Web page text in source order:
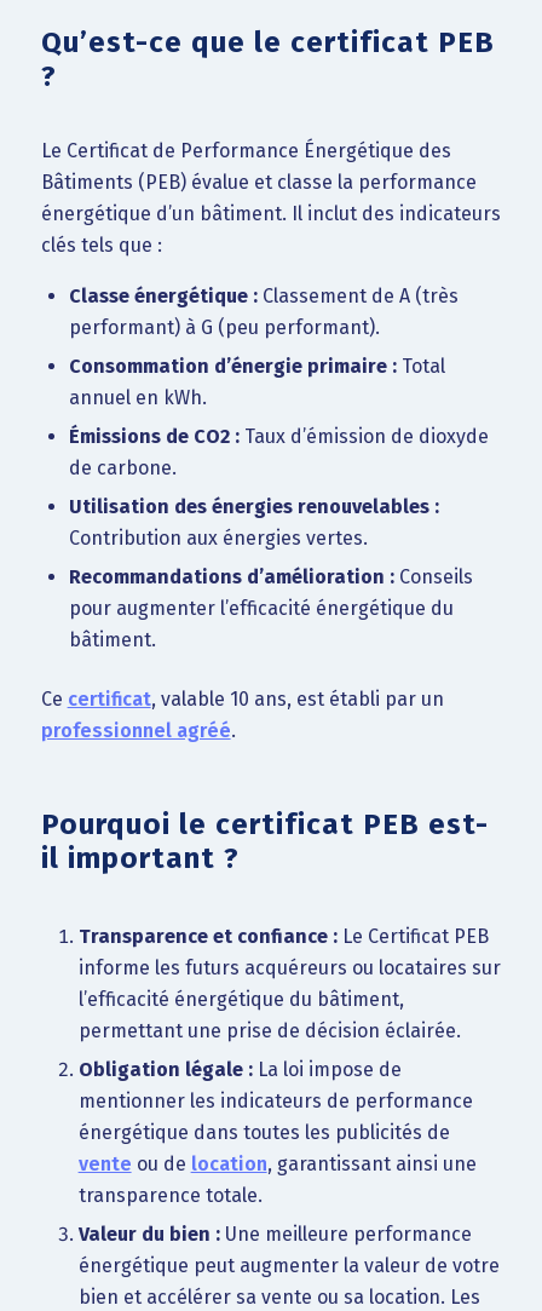
Qu’est-ce que le certificat PEB
?
Le Certificat de Performance Énergétique des
Bâtiments (PEB) évalue et classe la performance
énergétique d’un bâtiment. Il inclut des indicateurs
clés tels que :
Classe énergétique :Classement de A (très
performant) à G (peu performant).
Consommation d’énergie primaire :Total
annuel en kWh.
Émissions de CO2 :Taux d’émission de dioxyde
de carbone.
Utilisation des énergies renouvelables :
Contribution aux énergies vertes.
Recommandations d’amélioration :Conseils
pour augmenter l’efficacité énergétique du
bâtiment.
Ce certificat, valable 10 ans, est établi par un
professionnel agréé.
Pourquoi le certificat PEB est-
il important ?
Transparence et confiance :Le Certificat PEB
informe les futurs acquéreurs ou locataires sur
l’efficacité énergétique du bâtiment,
permettant une prise de décision éclairée.
Obligation légale :La loi impose de
mentionner les indicateurs de performance
énergétique dans toutes les publicités de
vente ou de location, garantissant ainsi une
transparence totale.
Valeur du bien :Une meilleure performance
énergétique peut augmenter la valeur de votre
bien et accélérer sa vente ou sa location. Les